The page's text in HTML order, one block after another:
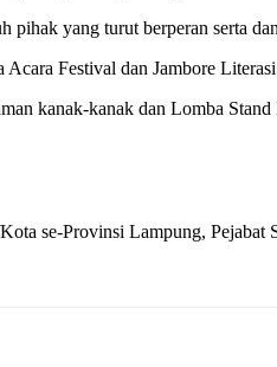
yang turut berperan serta
Festival dan Jambore
kanak-kanak dan Lomba
se-Provinsi Lampung,